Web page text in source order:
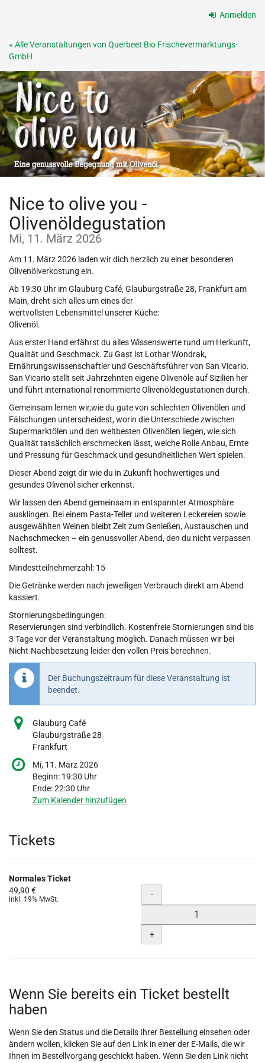
springen
Anmelden
« Alle Veranstaltungen von Querbeet Bio Frischevermarktungs-
GmbH
Nice to olive you -
Olivenöldegustation
Mi, 11. März 2026
Am 11. März 2026 laden wir dich herzlich zu einer besonderen
Olivenölverkostung ein.
Ab 19:30 Uhr im Glauburg Café, Glauburgstraße 28, Frankfurt am
Main, dreht sich alles um eines der
wertvollsten Lebensmittel unserer Küche:
Olivenöl.
Aus erster Hand erfährst du alles Wissenswerte rund um Herkunft,
Qualität und Geschmack. Zu Gast ist Lothar Wondrak,
Ernährungswissenschaftler und Geschäftsführer von San Vicario.
San Vicario stellt seit Jahrzehnten eigene Olivenöle auf Sizilien her
und führt international renommierte Olivenöldegustationen durch.
Gemeinsam lernen wir,wie du gute von schlechten Olivenölen und
Fälschungen unterscheidest, worin die Unterschiede zwischen
Supermarktölen und den weltbesten Olivenölen liegen, wie sich
Qualität tatsächlich erschmecken lässt, welche Rolle Anbau, Ernte
und Pressung für Geschmack und gesundheitlichen Wert spielen.
Dieser Abend zeigt dir wie du in Zukunft hochwertiges und
gesundes Olivenöl sicher erkennst.
Wir lassen den Abend gemeinsam in entspannter Atmosphäre
ausklingen. Bei einem Pasta-Teller und weiteren Leckereien sowie
ausgewählten Weinen bleibt Zeit zum Genießen, Austauschen und
Nachschmecken – ein genussvoller Abend, den du nicht verpassen
solltest.
Mindestteilnehmerzahl: 15
Die Getränke werden nach jeweiligen Verbrauch direkt am Abend
kassiert.
Stornierungsbedingungen:
Reservierungen sind verbindlich. Kostenfreie Stornierungen sind bis
3 Tage vor der Veranstaltung möglich. Danach müssen wir bei
Nicht-Nachbesetzung leider den vollen Preis berechnen.
Der Buchungszeitraum für diese Veranstaltung ist
beendet.
Glauburg Café
Glauburgstraße 28
Frankfurt
Mi, 11. März 2026
Beginn: 19:30 Uhr
Ende:22:30 Uhr
Zum Kalender hinzufügen
Produkte
Tickets
Normales Ticket
49,90 €
inkl. 19% MwSt. Menge
-
+
Wenn Sie bereits ein Ticket bestellt
haben
Wenn Sie den Status und die Details Ihrer Bestellung einsehen oder
ändern wollen, klicken Sie auf den Link in einer der E-Mails, die wir
Ihnen im Bestellvorgang geschickt haben. Wenn Sie den Link nicht